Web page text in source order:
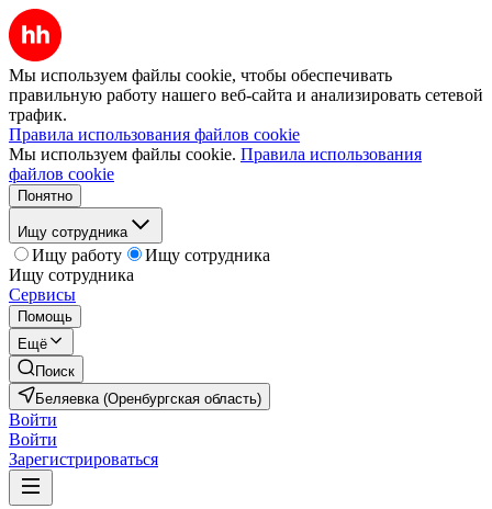
Мы используем файлы cookie, чтобы обеспечивать
правильную работу нашего веб-сайта и анализировать сетевой
трафик.
Правила использования файлов cookie
Мы используем файлы cookie. Правила использования
файлов cookie
Понятно
Ищу сотрудника
Ищу работу
Ищу сотрудника
Ищу сотрудника
Сервисы
Помощь
Ещё
Поиск
Беляевка (Оренбургская область)
Войти
Войти
Зарегистрироваться